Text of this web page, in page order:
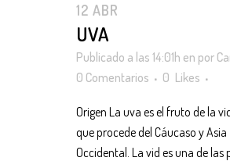
12 ABR
UVA
Publicado a las 14:01h en por
0 Comentarios
0 Likes
Origen La uva es el fruto de la
que procede del Cáucaso y Asia
Occidental. La vid es una de las